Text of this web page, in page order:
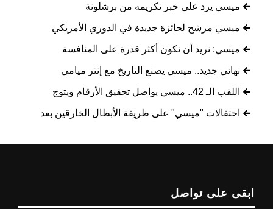
ميسي يرد على خبر تكريمه من برشلونة
ميسي مرشح لجائزة جديدة في الدوري الأمريكي
ميسي: نريد أن نكون أكثر قدرة على المنافسة
نهائي جديد.. ميسي يصنع التاريخ مع إنتر ميامي
اللقب الـ 42.. ميسي يواصل تحقيق الأرقام ويتوج
احتفالات "ميسي" على طريقة الأبطال الخارقين بعد
ابقى على تواصل